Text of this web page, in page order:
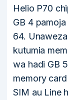
Helio P70
GB 4
64.
kutumia
wa hadi GB
memory
SIM au Line